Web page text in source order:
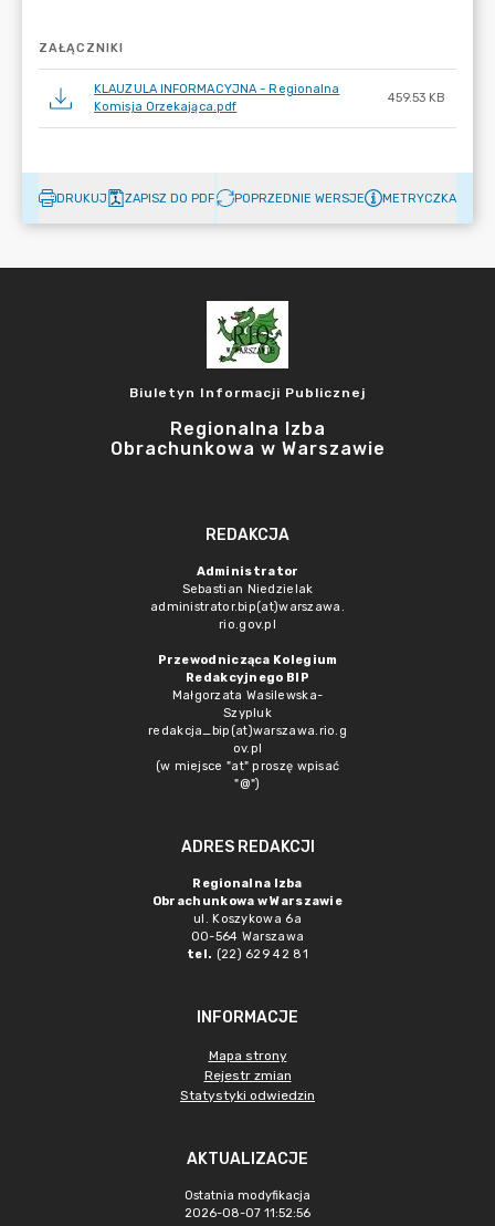
ZAŁĄCZNIKI
KLAUZULA INFORMACYJNA - Regionalna
Komisja Orzekająca.pdf
459.53 KB
DRUKUJ ZAPISZ DO PDF POPRZEDNIE WERSJE METRYCZKA
Biuletyn Informacji Publicznej
Regionalna Izba
Obrachunkowa w Warszawie
REDAKCJA
Administrator
Sebastian Niedzielak
administrator.bip(at)warszawa.
rio.gov.pl
Przewodnicząca Kolegium
Redakcyjnego BIP
Małgorzata Wasilewska-
Szypluk
redakcja_bip(at)warszawa.rio.g
ov.pl
(w miejsce "at" proszę wpisać
"@")
ADRES REDAKCJI
Regionalna Izba
Obrachunkowa w Warszawie
ul. Koszykowa 6a
00-564 Warszawa
tel. (22) 629 42 81
INFORMACJE
Mapa strony
Rejestr zmian
Statystyki odwiedzin
AKTUALIZACJE
Ostatnia modyfikacja
2026-08-07 11:52:56